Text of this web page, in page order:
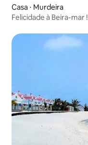
Casa ⋅ Murdeira
Felicidade à Beira-mar !